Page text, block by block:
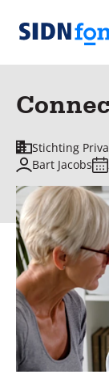
Sla de
SIDN
Stichting
Bart Jacobs